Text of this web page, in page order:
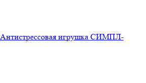
Антистрессовая игрушка СИМПЛ-